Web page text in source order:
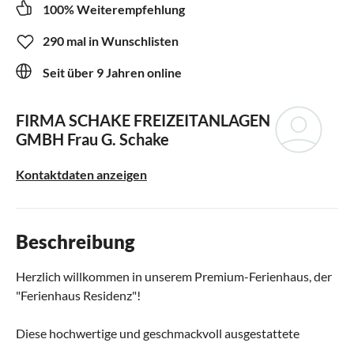
100% Weiterempfehlung
290 mal in Wunschlisten
Seit über 9 Jahren online
FIRMA SCHAKE FREIZEITANLAGEN
GMBH Frau G. Schake
Kontaktdaten anzeigen
Beschreibung
Herzlich willkommen in unserem Premium-Ferienhaus, der
"Ferienhaus Residenz"!
Diese hochwertige und geschmackvoll ausgestattete